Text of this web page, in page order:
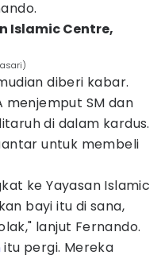
Islamic Centre,
diberi kabar.
menjemput SM dan
di dalam kardus.
untuk membeli
ke Yayasan Islamic
bayi itu di sana,
lanjut Fernando.
itu pergi. Mereka